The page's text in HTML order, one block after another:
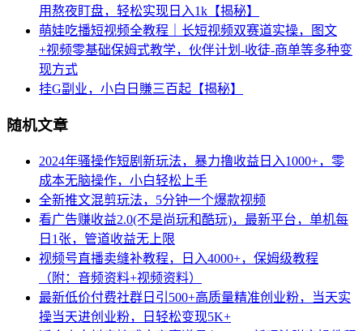
用熬夜盯盘，轻松实现日入1k【揭秘】
萌娃吃播短视频全教程｜长短视频双赛道实操，图文
+视频零基础保姆式教学，伙伴计划-收徒-商单等多种变
现方式
挂G副业，小白日賺三百起【揭秘】
随机文章
2024年骚操作短剧新玩法，暴力撸收益日入1000+，零
成本无脑操作，小白轻松上手
全新推文混剪玩法，5分钟一个爆款视频
看广告赚收益2.0(不是尚玩和酷玩)，最新平台，单机每
日1张，管道收益无上限
视频号直播卖缝补教程，日入4000+，保姆级教程
（附：音频资料+视频资料）
最新低价付费社群日引500+高质量精准创业粉，当天实
操当天进创业粉，日轻松变现5K+